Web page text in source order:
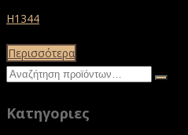
H1344
Περισσότερα
Κατηγοριες